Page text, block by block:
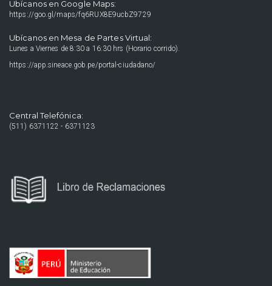
Ubícanos en Google Maps:
https://goo.gl/maps/fq6RUX8E9ucbZ9729
Ubícanos en Mesa de Partes Virtual:
Lunes a Viernes de 8:30 a 16:30 hrs (Horario corrido).
https://app.sineace.gob.pe/portal-ciudadano/
Central Telefónica:
(511) 6371122 - 6371123